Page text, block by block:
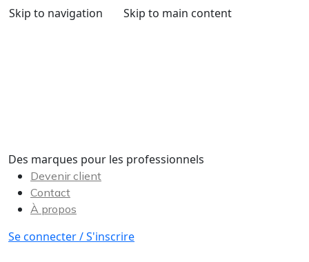
Skip to navigation Skip to main content
Des marques pour les professionnels
Devenir client
Contact
À propos
Se connecter / S'inscrire